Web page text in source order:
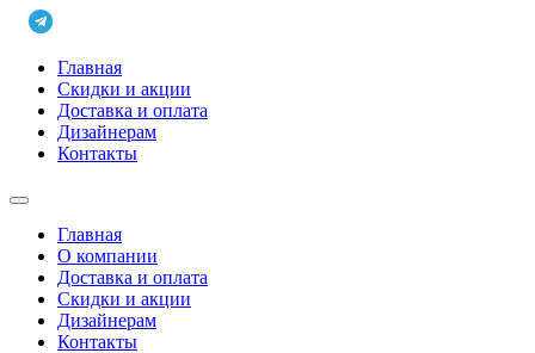
Главная
Скидки и акции
Доставка и оплата
Дизайнерам
Контакты
Главная
О компании
Доставка и оплата
Скидки и акции
Дизайнерам
Контакты